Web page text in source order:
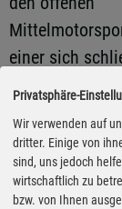
einer sich
Bahnschranke
Briefkarte mit
„Glück muss
Privatsphäre-
Wir verwenden auf
dritter. Einige von
sind, uns jedoch
wirtschaftlich zu
bzw. von Ihnen